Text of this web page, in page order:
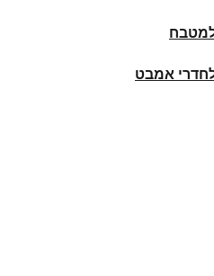
למטבח
אמבט